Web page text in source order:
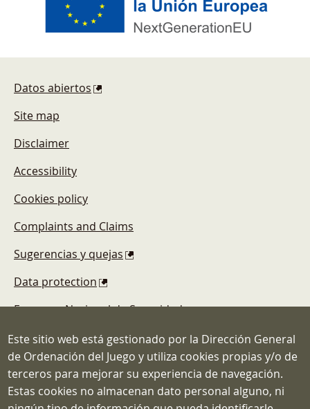
Datos abiertos
Site map
Disclaimer
Accessibility
Cookies policy
Complaints and Claims
Sugerencias y quejas
Data protection
Esquema Nacional de Seguridad
Dirección General de Ordenación del
Este sitio web está gestionado por la Dirección General
de Ordenación del Juego y utiliza cookies propias y/o de
terceros para mejorar su experiencia de navegación.
Estas cookies no almacenan dato personal alguno, ni